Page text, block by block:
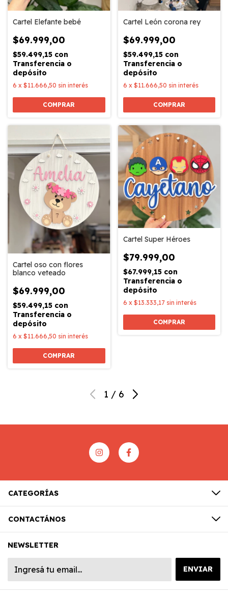
Cartel Elefante bebé
$69.999,00
$59.499,15 con
Transferencia o
depósito
6 x $11.666,50 sin interés
COMPRAR
Cartel León corona rey
$69.999,00
$59.499,15 con
Transferencia o
depósito
6 x $11.666,50 sin interés
COMPRAR
Cartel oso con flores
blanco veteado
$69.999,00
$59.499,15 con
Transferencia o
depósito
6 x $11.666,50 sin interés
COMPRAR
Cartel Super Héroes
$79.999,00
$67.999,15 con
Transferencia o
depósito
6 x $13.333,17 sin interés
COMPRAR
1 / 6
CATEGORÍAS
CONTACTÁNOS
NEWSLETTER